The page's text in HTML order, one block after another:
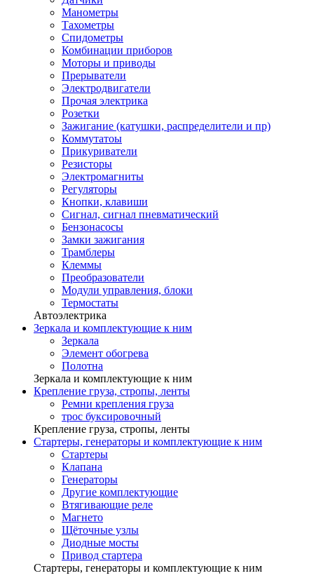
Манометры
Тахометры
Спидометры
Комбинации приборов
Моторы и приводы
Прерыватели
Электродвигатели
Прочая электрика
Розетки
Зажигание (катушки, распределители и пр)
Коммутатоы
Прикуриватели
Резисторы
Электромагниты
Регуляторы
Кнопки, клавиши
Сигнал, сигнал пневматический
Бензонасосы
Замки зажигания
Трамблеры
Клеммы
Преобразователи
Модули управления, блоки
Термостаты
Автоэлектрика
Зеркала и комплектующие к ним
Зеркала
Элемент обогрева
Полотна
Зеркала и комплектующие к ним
Крепление груза, стропы, ленты
Ремни крепления груза
трос буксировочный
Крепление груза, стропы, ленты
Стартеры, генераторы и комплектующие к ним
Стартеры
Клапана
Генераторы
Другие комплектующие
Втягивающие реле
Магнето
Щёточные узлы
Диодные мосты
Привод стартера
Стартеры, генераторы и комплектующие к ним